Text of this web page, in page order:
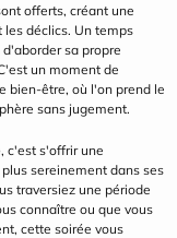
offerts, créant une
déclics. Un temps
sa propre
un moment de
bien-être, où l'on prend le
sans jugement.
, c'est s'offrir une
sereinement dans ses
traversiez une période
connaître ou que vous
cette soirée vous